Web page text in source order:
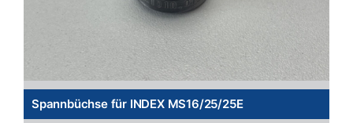
Spannbüchse für INDEX MS16/25/25E